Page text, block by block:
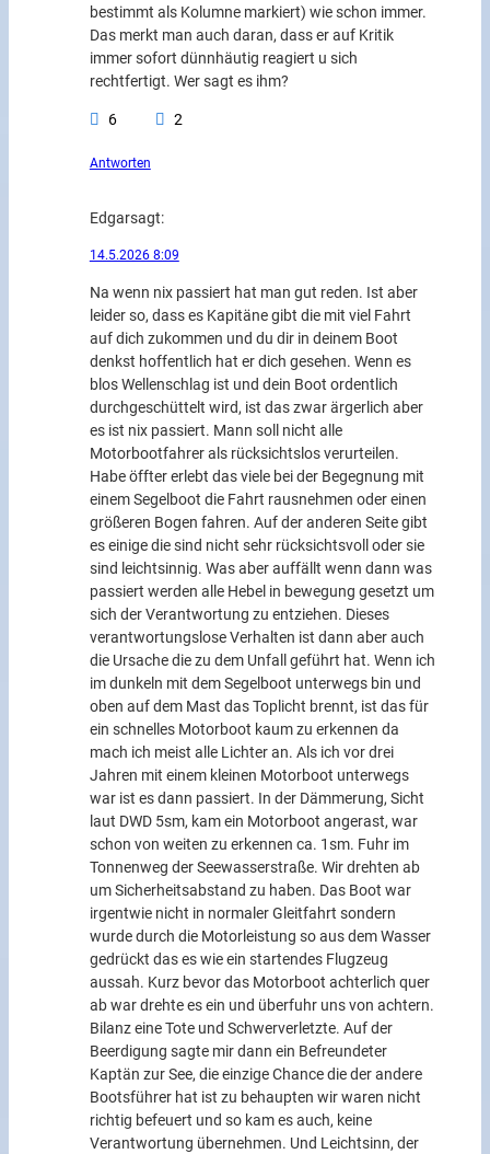
bestimmt als Kolumne markiert) wie schon immer.
Das merkt man auch daran, dass er auf Kritik
immer sofort dünnhäutig reagiert u sich
rechtfertigt. Wer sagt es ihm?
6 2
Antworten
Edgarsagt:
14.5.2026 8:09
Na wenn nix passiert hat man gut reden. Ist aber
leider so, dass es Kapitäne gibt die mit viel Fahrt
auf dich zukommen und du dir in deinem Boot
denkst hoffentlich hat er dich gesehen. Wenn es
blos Wellenschlag ist und dein Boot ordentlich
durchgeschüttelt wird, ist das zwar ärgerlich aber
es ist nix passiert. Mann soll nicht alle
Motorbootfahrer als rücksichtslos verurteilen.
Habe öffter erlebt das viele bei der Begegnung mit
einem Segelboot die Fahrt rausnehmen oder einen
größeren Bogen fahren. Auf der anderen Seite gibt
es einige die sind nicht sehr rücksichtsvoll oder sie
sind leichtsinnig. Was aber auffällt wenn dann was
passiert werden alle Hebel in bewegung gesetzt um
sich der Verantwortung zu entziehen. Dieses
verantwortungslose Verhalten ist dann aber auch
die Ursache die zu dem Unfall geführt hat. Wenn ich
im dunkeln mit dem Segelboot unterwegs bin und
oben auf dem Mast das Toplicht brennt, ist das für
ein schnelles Motorboot kaum zu erkennen da
mach ich meist alle Lichter an. Als ich vor drei
Jahren mit einem kleinen Motorboot unterwegs
war ist es dann passiert. In der Dämmerung, Sicht
laut DWD 5sm, kam ein Motorboot angerast, war
schon von weiten zu erkennen ca. 1sm. Fuhr im
Tonnenweg der Seewasserstraße. Wir drehten ab
um Sicherheitsabstand zu haben. Das Boot war
irgentwie nicht in normaler Gleitfahrt sondern
wurde durch die Motorleistung so aus dem Wasser
gedrückt das es wie ein startendes Flugzeug
aussah. Kurz bevor das Motorboot achterlich quer
ab war drehte es ein und überfuhr uns von achtern.
Bilanz eine Tote und Schwerverletzte. Auf der
Beerdigung sagte mir dann ein Befreundeter
Kaptän zur See, die einzige Chance die der andere
Bootsführer hat ist zu behaupten wir waren nicht
richtig befeuert und so kam es auch, keine
Verantwortung übernehmen. Und Leichtsinn, der